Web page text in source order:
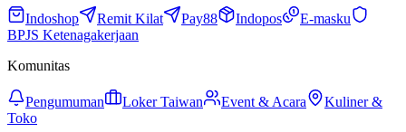
Indoshop Remit Kilat Pay88 Indopos
E-masku
BPJS Ketenagakerjaan
Komunitas
Pengumuman Loker Taiwan Event & Acara
Kuliner &
Toko